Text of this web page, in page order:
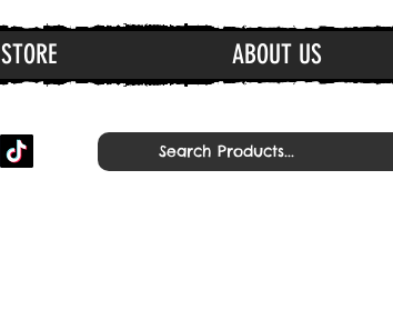
STORE ABOUT US